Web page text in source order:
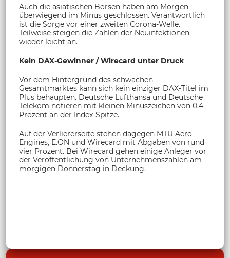
Auch die asiatischen Börsen haben am Morgen
überwiegend im Minus geschlossen. Verantwortlich
ist die Sorge vor einer zweiten Corona-Welle.
Teilweise steigen die Zahlen der Neuinfektionen
wieder leicht an.
Kein DAX-Gewinner / Wirecard unter Druck
Vor dem Hintergrund des schwachen
Gesamtmarktes kann sich kein einziger DAX-Titel im
Plus behaupten. Deutsche Lufthansa und Deutsche
Telekom notieren mit kleinen Minuszeichen von 0,4
Prozent an der Index-Spitze.
Auf der Verliererseite stehen dagegen MTU Aero
Engines, E.ON und Wirecard mit Abgaben von rund
vier Prozent. Bei Wirecard gehen einige Anleger vor
der Veröffentlichung von Unternehmenszahlen am
morgigen Donnerstag in Deckung.